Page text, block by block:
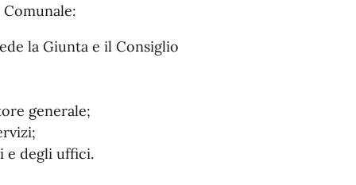
la Giunta e il Consiglio
generale;
e degli uffici.